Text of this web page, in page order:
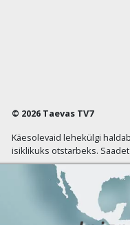
© 2026 Taevas TV7
Käesolevaid lehekülgi
isiklikuks otstarbeks.